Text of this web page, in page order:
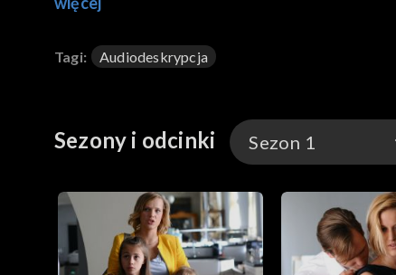
Tagi: Audiodeskrypcja
Sezony i odcinki Sezon 1
Sezon 1
Sezon 2